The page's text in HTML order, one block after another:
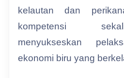
kelautan dan
kompetensi
menyukseskan
ekonomi biru yang